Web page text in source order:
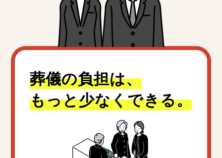
葬儀の負担は、
もっと少なくできる。